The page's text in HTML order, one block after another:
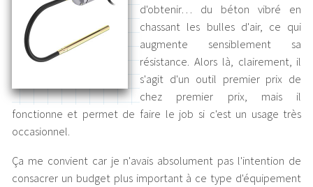
d'obtenir… du béton vibré en
chassant les bulles d'air, ce qui
augmente sensiblement sa
résistance. Alors là, clairement, il
s'agit d'un outil premier prix de
chez premier prix, mais il
fonctionne et permet de faire le job si c'est un usage très
occasionnel.
Ça me convient car je n'avais absolument pas l'intention de
consacrer un budget plus important à ce type d'équipement